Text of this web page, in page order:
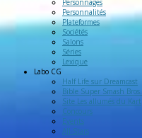
Personnages
Personnalités
Plateformes
Sociétés
Salons
Séries
Lexique
Labo CG
Half Life sur Dreamcast
Bible Super Smash Bros.
Site Les allumés du Kart
Concours
Events
All-Stars